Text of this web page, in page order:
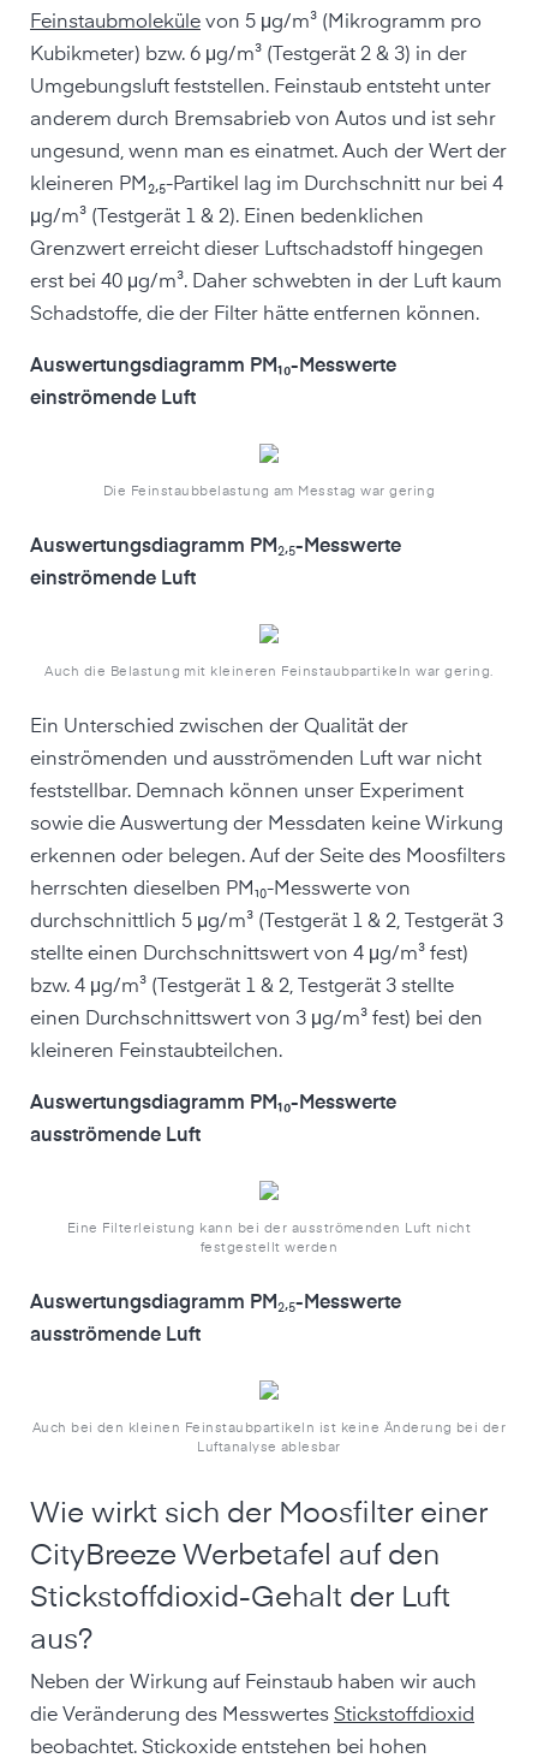
Feinstaubmoleküle von 5 μg/m³ (Mikrogramm pro
Kubikmeter) bzw. 6 μg/m³ (Testgerät 2 & 3) in der
Umgebungsluft feststellen. Feinstaub entsteht unter
anderem durch Bremsabrieb von Autos und ist sehr
ungesund, wenn man es einatmet. Auch der Wert der
kleineren PM₂,₅-Partikel lag im Durchschnitt nur bei 4
μg/m³ (Testgerät 1 & 2). Einen bedenklichen
Grenzwert erreicht dieser Luftschadstoff hingegen
erst bei 40 μg/m³. Daher schwebten in der Luft kaum
Schadstoffe, die der Filter hätte entfernen können.
Auswertungsdiagramm PM₁₀-Messwerte
einströmende Luft
Die Feinstaubbelastung am Messtag war gering
Auswertungsdiagramm PM₂,₅-Messwerte
einströmende Luft
Auch die Belastung mit kleineren Feinstaubpartikeln war gering.
Ein Unterschied zwischen der Qualität der
einströmenden und ausströmenden Luft war nicht
feststellbar. Demnach können unser Experiment
sowie die Auswertung der Messdaten keine Wirkung
erkennen oder belegen. Auf der Seite des Moosfilters
herrschten dieselben PM₁₀-Messwerte von
durchschnittlich 5 μg/m³ (Testgerät 1 & 2, Testgerät 3
stellte einen Durchschnittswert von 4 μg/m³ fest)
bzw. 4 μg/m³ (Testgerät 1 & 2, Testgerät 3 stellte
einen Durchschnittswert von 3 μg/m³ fest) bei den
kleineren Feinstaubteilchen.
Auswertungsdiagramm PM₁₀-Messwerte
ausströmende Luft
Eine Filterleistung kann bei der ausströmenden Luft nicht
festgestellt werden
Auswertungsdiagramm PM₂,₅-Messwerte
ausströmende Luft
Auch bei den kleinen Feinstaubpartikeln ist keine Änderung bei der
Luftanalyse ablesbar
Wie wirkt sich der Moosfilter einer
CityBreeze Werbetafel auf den
Stickstoffdioxid-Gehalt der Luft
aus?
Neben der Wirkung auf Feinstaub haben wir auch
die Veränderung des Messwertes Stickstoffdioxid
beobachtet. Stickoxide entstehen bei hohen